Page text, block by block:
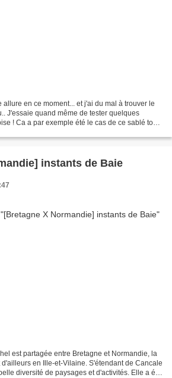
allure en ce moment... et j'ai du mal à trouver le
J'essaie quand même de tester quelques
! Ca a par exemple été le cas de ce sablé tout
instants de Baie
est partagée entre Bretagne et Normandie, la
en Ille-et-Vilaine. S'étendant de Cancale
diversité de paysages et d'activités. Elle a été